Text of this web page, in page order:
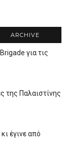
ARCHIVE
για τις
της Παλαιστίνης
έγινε από